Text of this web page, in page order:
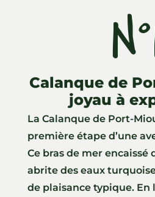
Calanque de
joyau à
La Calanque de Port-
première étape d’une
Ce bras de mer encaissé
abrite des eaux
de plaisance typique. En